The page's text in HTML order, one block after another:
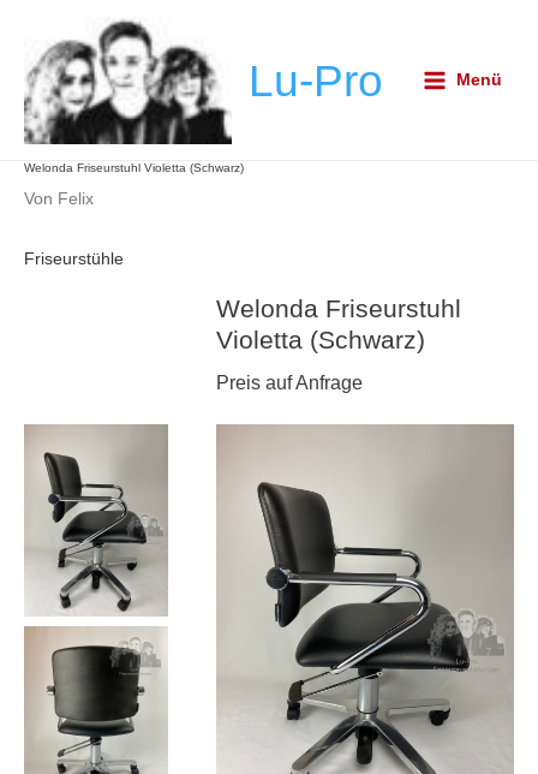
springen
Lu-Pro
MenuMenü
Welonda Friseurstuhl Violetta (Schwarz)
Von Felix
Friseurstühle
Welonda Friseurstuhl
Violetta (Schwarz)
Preis auf Anfrage
navigation